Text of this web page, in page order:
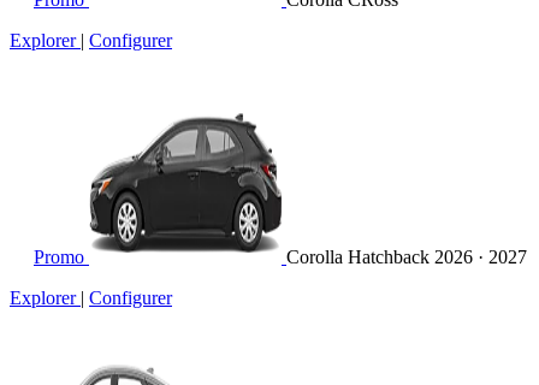
Explorer | Configurer
Promo Corolla Hatchback 2026 · 2027
Explorer | Configurer